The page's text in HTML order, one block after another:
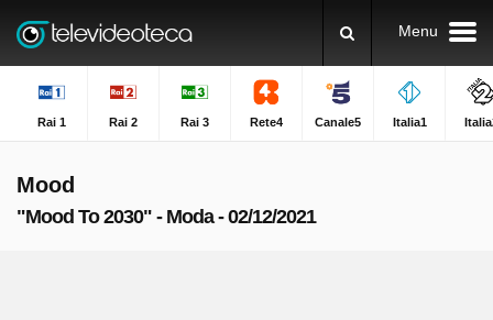
Menu
Rai 1 Rai 2 Rai 3 Rete4 Canale5 Italia1
Mood
"Mood To 2030" - Moda - 02/12/2021